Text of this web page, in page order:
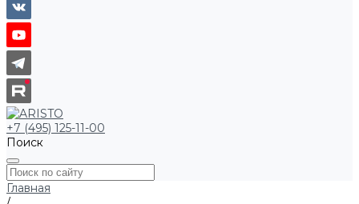
+7 (495) 125-11-00
Поиск
Главная